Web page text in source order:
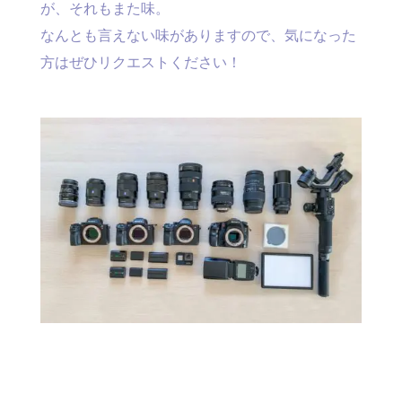
が、それもまた味。
なんとも言えない味がありますので、気になった
方はぜひリクエストください！